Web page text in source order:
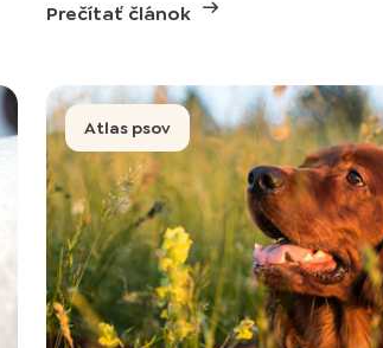
Prečítať článok
Atlas psov